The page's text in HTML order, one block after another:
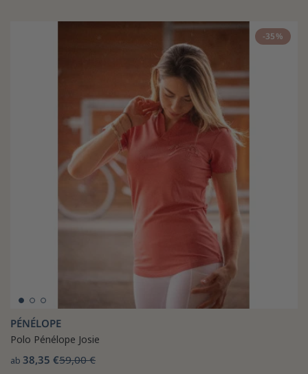
-35%
PÉNÉLOPE
Polo Pénélope Josie
ab 38,35 €59,00 €